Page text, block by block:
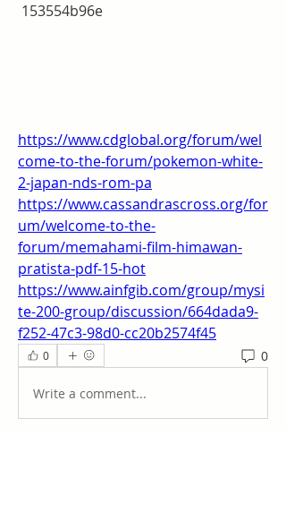
153554b96e
https://www.cdglobal.org/forum/wel
come-to-the-forum/pokemon-white-
2-japan-nds-rom-pa
https://www.cassandrascross.org/for
um/welcome-to-the-
forum/memahami-film-himawan-
pratista-pdf-15-hot
https://www.ainfgib.com/group/mysi
te-200-group/discussion/664dada9-
f252-47c3-98d0-cc20b2574f45
0 0
Write a comment...